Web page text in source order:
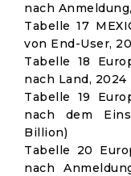
nach
Tabelle 17
von End-User,
Tabelle 18
nach Land, 2024
Tabelle 19
nach dem
Billion)
Tabelle 20
nach